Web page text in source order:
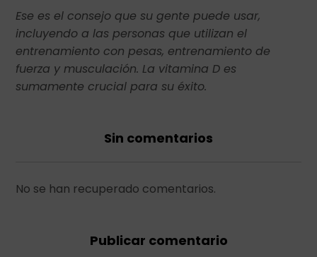
Ese es el consejo que su gente puede usar,
incluyendo a las personas que utilizan el
entrenamiento con pesas, entrenamiento de
fuerza y musculación. La vitamina D es
sumamente crucial para su éxito.
Sin comentarios
No se han recuperado comentarios.
Publicar comentario